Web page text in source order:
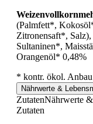
(Palmfett*,
Zitronensaft*,
Sultaninen*,
Orangenöl* 0,48%
* kontr. ökol. Anbau
Nährwerte &
ZutatenNährwerte
Zutaten